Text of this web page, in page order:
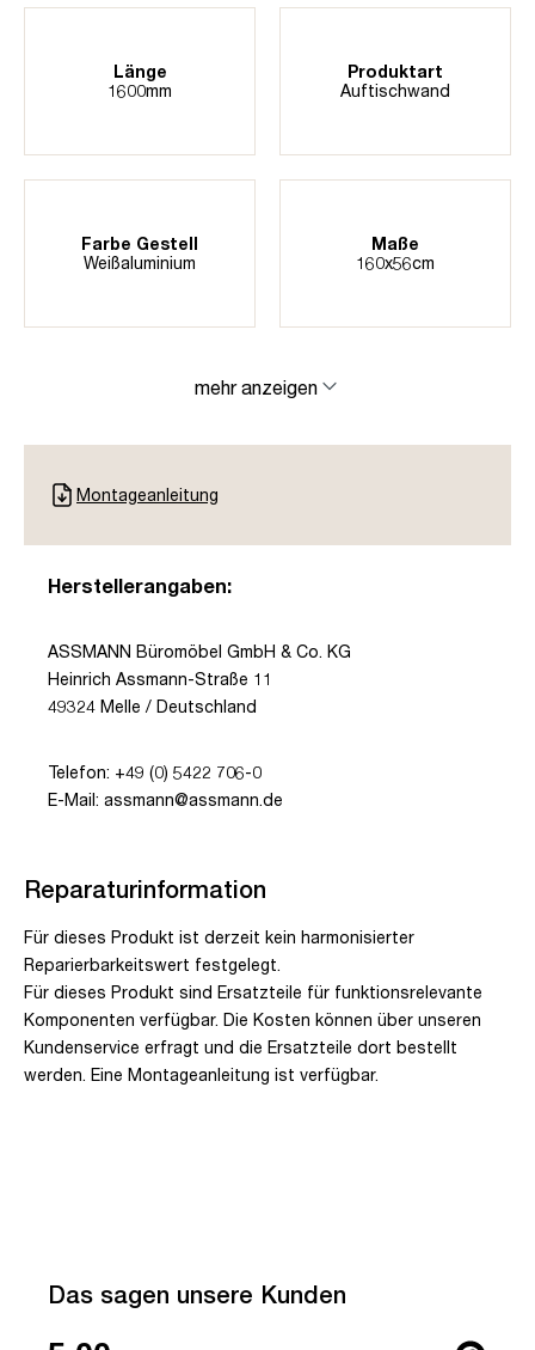
Länge
1600mm
Produktart
Auftischwand
Farbe Gestell
Weißaluminium
Maße
160x56cm
mehr anzeigen
Montageanleitung
Herstellerangaben:
ASSMANN Büromöbel GmbH & Co. KG
Heinrich Assmann-Straße 11
49324 Melle / Deutschland
Telefon: +49 (0) 5422 706-0
E-Mail: assmann@assmann.de
Reparaturinformation
Für dieses Produkt ist derzeit kein harmonisierter
Reparierbarkeitswert festgelegt.
Für dieses Produkt sind Ersatzteile für funktionsrelevante
Komponenten verfügbar. Die Kosten können über unseren
Kundenservice erfragt und die Ersatzteile dort bestellt
werden. Eine Montageanleitung ist verfügbar.
Das sagen unsere Kunden